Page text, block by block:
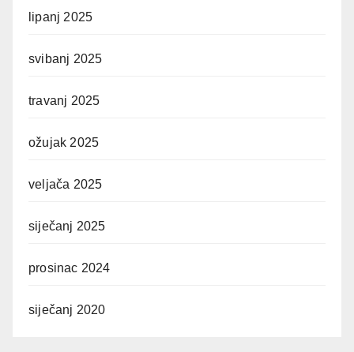
lipanj 2025
svibanj 2025
travanj 2025
ožujak 2025
veljača 2025
siječanj 2025
prosinac 2024
siječanj 2020